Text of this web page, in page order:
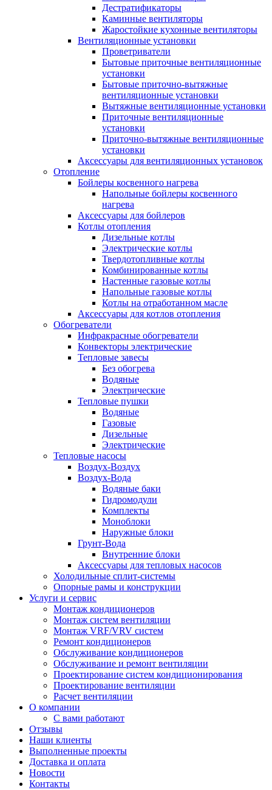
Дестратификаторы
Каминные вентиляторы
Жаростойкие кухонные вентиляторы
Вентиляционные установки
Проветриватели
Бытовые приточные вентиляционные
установки
Бытовые приточно-вытяжные
вентиляционные установки
Вытяжные вентиляционные установки
Приточные вентиляционные
установки
Приточно-вытяжные вентиляционные
установки
Аксессуары для вентиляционных установок
Отопление
Бойлеры косвенного нагрева
Напольные бойлеры косвенного
нагрева
Аксессуары для бойлеров
Котлы отопления
Дизельные котлы
Электрические котлы
Твердотопливные котлы
Комбинированные котлы
Настенные газовые котлы
Напольные газовые котлы
Котлы на отработанном масле
Аксессуары для котлов отопления
Обогреватели
Инфракрасные обогреватели
Конвекторы электрические
Тепловые завесы
Без обогрева
Водяные
Электрические
Тепловые пушки
Водяные
Газовые
Дизельные
Электрические
Тепловые насосы
Воздух-Воздух
Воздух-Вода
Водяные баки
Гидромодули
Комплекты
Моноблоки
Наружные блоки
Грунт-Вода
Внутренние блоки
Аксессуары для тепловых насосов
Холодильные сплит-системы
Опорные рамы и конструкции
Услуги и сервис
Монтаж кондиционеров
Монтаж систем вентиляции
Монтаж VRF/VRV систем
Ремонт кондиционеров
Обслуживание кондиционеров
Обслуживание и ремонт вентиляции
Проектирование систем кондиционирования
Проектирование вентиляции
Расчет вентиляции
О компании
С вами работают
Отзывы
Наши клиенты
Выполненные проекты
Доставка и оплата
Новости
Контакты